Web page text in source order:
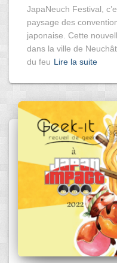
JapaNeuch Festival,
paysage des
japonaise. Cette
dans la ville de
du feu Lire la suite